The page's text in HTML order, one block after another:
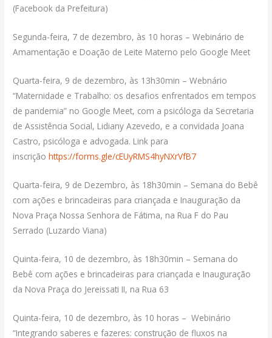
(Facebook da Prefeitura)
Segunda-feira, 7 de dezembro, às 10 horas – Webinário de
Amamentação e Doação de Leite Materno pelo Google Meet
Quarta-feira, 9 de dezembro, às 13h30min – Webnário
“Maternidade e Trabalho: os desafios enfrentados em tempos
de pandemia” no Google Meet, com a psicóloga da Secretaria
de Assistência Social, Lidiany Azevedo, e a convidada Joana
Castro, psicóloga e advogada. Link para
inscriçãohttps://forms.gle/cEUyRMS4hyNXrVfB7
Quarta-feira, 9 de Dezembro, às 18h30min – Semana do Bebê
com ações e brincadeiras para criançada e Inauguração da
Nova Praça Nossa Senhora de Fátima, na Rua F do Pau
Serrado (Luzardo Viana)
Quinta-feira, 10 de dezembro, às 18h30min – Semana do
Bebê com ações e brincadeiras para criançada e Inauguração
da Nova Praça do Jereissati II, na Rua 63
Quinta-feira, 10 de dezembro, às 10 horas – Webinário
“Integrando saberes e fazeres: construção de fluxos na